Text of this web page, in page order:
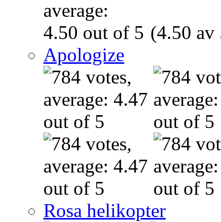
(4.50 av
Apologize
Rosa helikopter